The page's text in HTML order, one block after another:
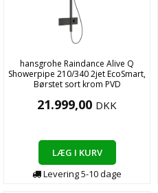
hansgrohe Raindance Alive Q
Showerpipe 210/340 2jet EcoSmart,
Børstet sort krom PVD
21.999,00 DKK
LÆG I KURV
Levering5-10dage